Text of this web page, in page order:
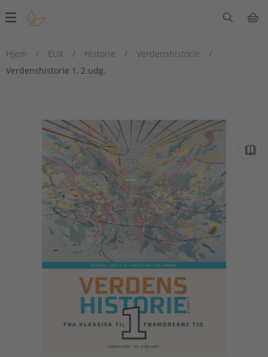
Main
Hjem
/ EUX / Historie / Verdenshistorie
/
Verdenshistorie 1, 2.udg.